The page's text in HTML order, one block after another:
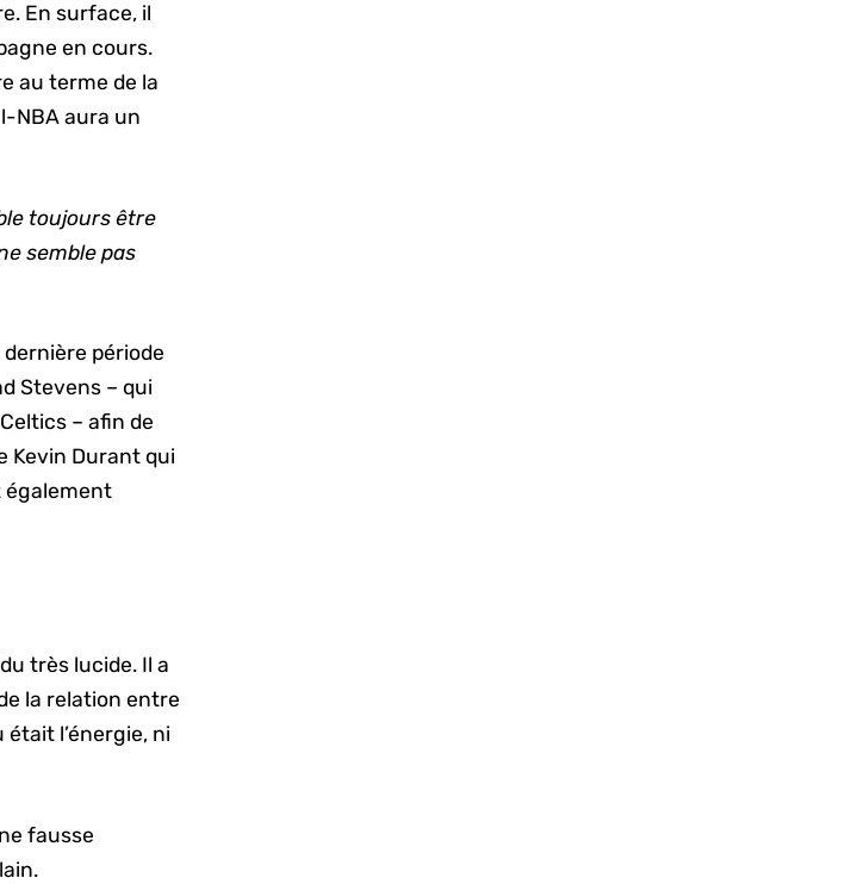
En surface, il
en cours.
au terme de la
NBA aura un
toujours être
semble pas
dernière période
Stevens – qui
– afin de
Kevin Durant qui
également
très lucide. Il a
la relation entre
était l’énergie, ni
fausse